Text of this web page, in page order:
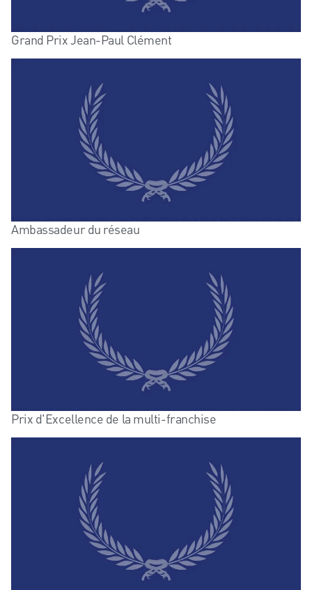
Grand Prix Jean-Paul Clément
Ambassadeur du réseau
Prix d'Excellence de la multi-franchise